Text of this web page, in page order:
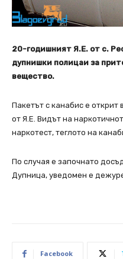
20-годишният Я.Е. от с.
дупнишки полицаи за
вещество.
Пакетът с канабис е открит
от Я.Е. Видът на
наркотест, теглото на
По случая е започнато
Дупница, уведомен е
Facebook